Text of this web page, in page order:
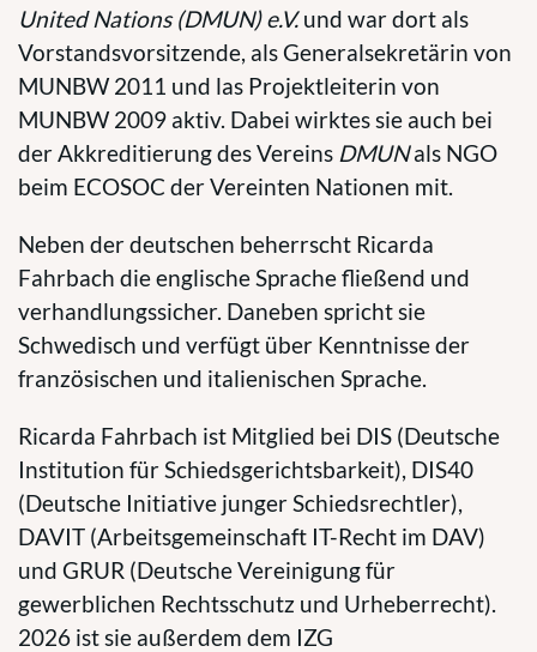
United Nations (DMUN) e.V.und war dort als
Vorstandsvorsitzende, als Generalsekretärin von
MUNBW 2011 und las Projektleiterin von
MUNBW 2009 aktiv. Dabei wirktes sie auch bei
der Akkreditierung des Vereins DMUNals NGO
beim ECOSOC der Vereinten Nationen mit.
Neben der deutschen beherrscht Ricarda
Fahrbach die englische Sprache fließend und
verhandlungssicher. Daneben spricht sie
Schwedisch und verfügt über Kenntnisse der
französischen und italienischen Sprache.
Ricarda Fahrbach ist Mitglied bei DIS (Deutsche
Institution für Schiedsgerichtsbarkeit), DIS40
(Deutsche Initiative junger Schiedsrechtler),
DAVIT (Arbeitsgemeinschaft IT-Recht im DAV)
und GRUR (Deutsche Vereinigung für
gewerblichen Rechtsschutz und Urheberrecht).
2026 ist sie außerdem dem IZG